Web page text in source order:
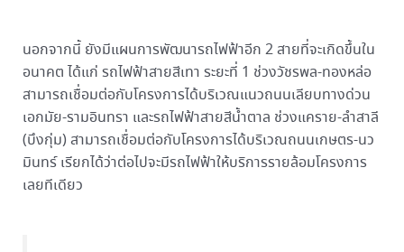
นอกจากนี้ ยังมีแผนการพัฒนารถไฟฟ้าอีก 2 สายที่จะเกิดขึ้นใน
อนาคต ได้แก่ รถไฟฟ้าสายสีเทา ระยะที่ 1 ช่วงวัชรพล-ทองหล่อ
สามารถเชื่อมต่อกับโครงการได้บริเวณแนวถนนเลียบทางด่วน
เอกมัย-รามอินทรา และรถไฟฟ้าสายสีน้ำตาล ช่วงแคราย-ลำสาลี
(บึงกุ่ม) สามารถเชื่อมต่อกับโครงการได้บริเวณถนนเกษตร-นว
มินทร์ เรียกได้ว่าต่อไปจะมีรถไฟฟ้าให้บริการรายล้อมโครงการ
เลยทีเดียว